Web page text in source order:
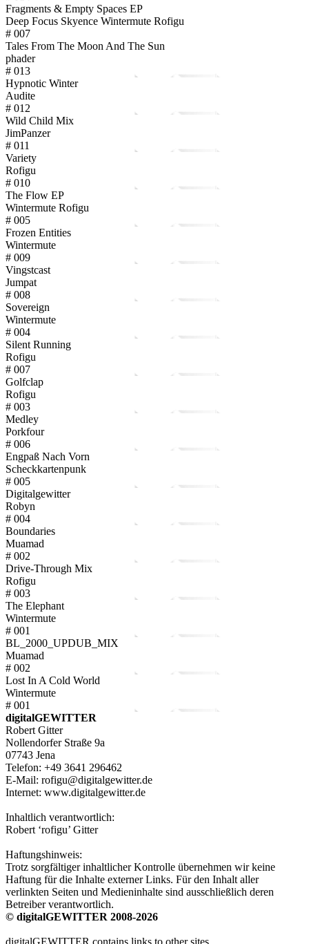
Fragments & Empty Spaces EP
Deep Focus Skyence Wintermute Rofigu
# 007
Tales From The Moon And The Sun
phader
# 013
Hypnotic Winter
Audite
# 012
Wild Child Mix
JimPanzer
# 011
Variety
Rofigu
# 010
The Flow EP
Wintermute Rofigu
# 005
Frozen Entities
Wintermute
# 009
Vingstcast
Jumpat
# 008
Sovereign
Wintermute
# 004
Silent Running
Rofigu
# 007
Golfclap
Rofigu
# 003
Medley
Porkfour
# 006
Engpaß Nach Vorn
Scheckkartenpunk
# 005
Digitalgewitter
Robyn
# 004
Boundaries
Muamad
# 002
Drive-Through Mix
Rofigu
# 003
The Elephant
Wintermute
# 001
BL_2000_UPDUB_MIX
Muamad
# 002
Lost In A Cold World
Wintermute
# 001
digitalGEWITTER
Robert Gitter
Nollendorfer Straße 9a
07743 Jena
Telefon: +49 3641 296462
E-Mail: rofigu@digitalgewitter.de
Internet: www.digitalgewitter.de
Inhaltlich verantwortlich:
Robert ‘rofigu’ Gitter
Haftungshinweis:
Trotz sorgfältiger inhaltlicher Kontrolle übernehmen wir keine
Haftung für die Inhalte externer Links. Für den Inhalt aller
verlinkten Seiten und Medieninhalte sind ausschließlich deren
Betreiber verantwortlich.
© digitalGEWITTER 2008-2026
digitalGEWITTER contains links to other sites.